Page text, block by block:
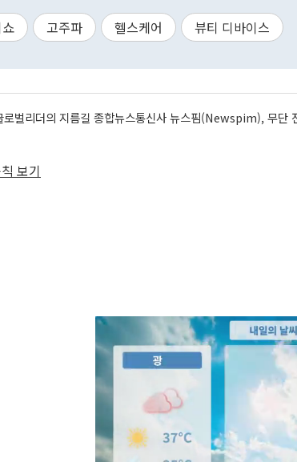
고주파 헬스케어 뷰티 디바이스
로벌리더의 지름길 종합뉴스통신사 뉴스핌(Newspim), 무단
보기